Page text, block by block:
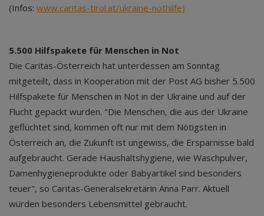
(Infos: www.caritas-tirol.at/ukraine-nothilfe)
5.500 Hilfspakete für Menschen in Not
Die Caritas-Österreich hat unterdessen am Sonntag
mitgeteilt, dass in Kooperation mit der Post AG bisher 5.500
Hilfspakete für Menschen in Not in der Ukraine und auf der
Flucht gepackt wurden. "Die Menschen, die aus der Ukraine
geflüchtet sind, kommen oft nur mit dem Nötigsten in
Österreich an, die Zukunft ist ungewiss, die Ersparnisse bald
aufgebraucht. Gerade Haushaltshygiene, wie Waschpulver,
Damenhygieneprodukte oder Babyartikel sind besonders
teuer", so Caritas-Generalsekretärin Anna Parr. Aktuell
würden besonders Lebensmittel gebraucht.